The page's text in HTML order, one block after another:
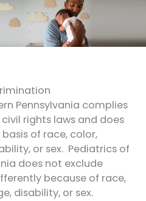
Pennsylvania complies
rights laws and does
of race, color,
or sex. Pediatrics of
does not exclude
because of race,
disability, or sex.